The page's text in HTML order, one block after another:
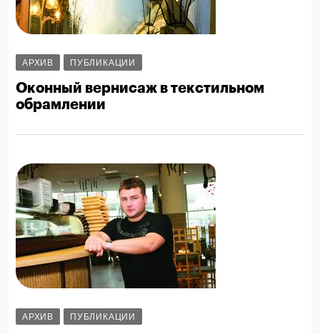
АРХИВ ПУБЛИКАЦИИ
Оконный вернисаж в текстильном
обрамлении
АРХИВ ПУБЛИКАЦИИ